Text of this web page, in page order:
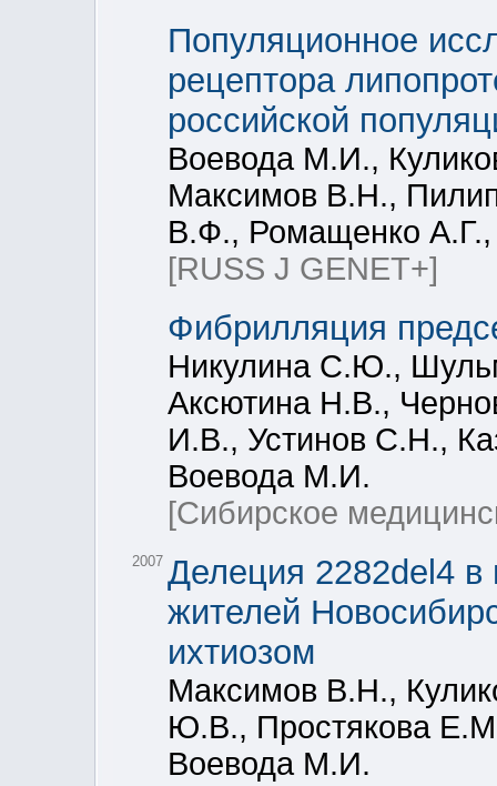
Популяционное
рецептора
российской
Воевода М.И.,
Максимов В.Н.,
В.Ф., Ромащенко
[RUSS J GENET+]
Фибрилляция
Никулина С.Ю.,
Аксютина Н.В.,
И.В., Устинов С.Н.,
Воевода М.И.
[Сибирское
2007 Делеция 2282del4 в
жителей
ихтиозом
Максимов В.Н.,
Ю.В., Простякова
Воевода М.И.